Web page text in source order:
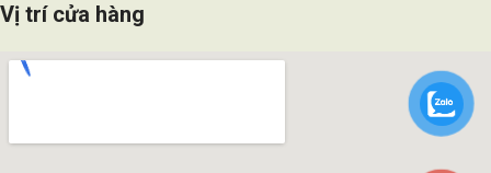
Vị trí cửa hàng